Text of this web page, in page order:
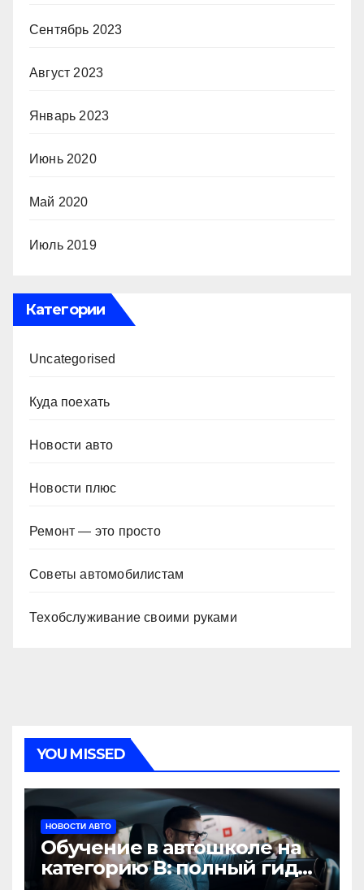
Сентябрь 2023
Август 2023
Январь 2023
Июнь 2020
Май 2020
Июль 2019
Категории
Uncategorised
Куда поехать
Новости авто
Новости плюс
Ремонт — это просто
Советы автомобилистам
Техобслуживание своими руками
YOU MISSED
НОВОСТИ АВТО
Обучение в автошколе на
категорию В: полный гид